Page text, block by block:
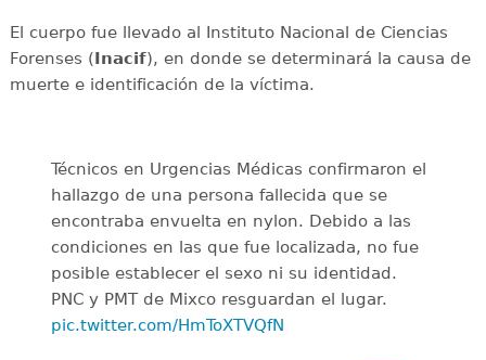
El cuerpo fue llevado al Instituto Nacional de Ciencias
Forenses ( Inacif), en donde se determinará la causa de
muerte e identificación de la víctima.
Técnicos en Urgencias Médicas confirmaron el
hallazgo de una persona fallecida que se
encontraba envuelta en nylon. Debido a las
condiciones en las que fue localizada, no fue
posible establecer el sexo ni su identidad.
PNC y PMT de Mixco resguardan el lugar.
pic.twitter.com/HmToXTVQfN